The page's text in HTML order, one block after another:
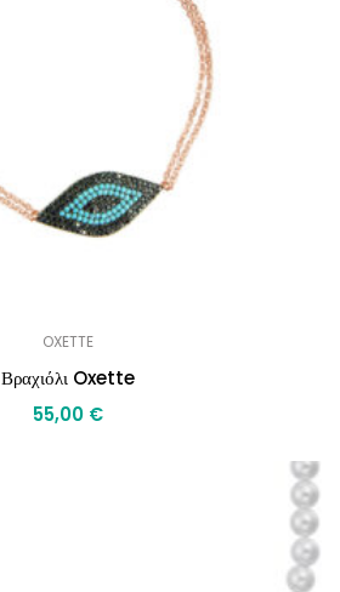
OXETTE
Βραχιόλι Oxette
55,00 €